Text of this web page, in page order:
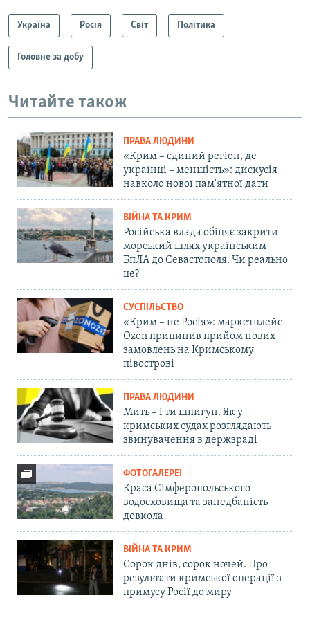
Україна Росія Світ Політика
Головне за добу
Читайте також
ПРАВА ЛЮДИНИ
«Крим – єдиний регіон, де
українці – меншість»: дискусія
навколо нової пам'ятної дати
ВІЙНА ТА КРИМ
Російська влада обіцяє закрити
морський шлях українським
БпЛА до Севастополя. Чи реально
це?
СУСПІЛЬСТВО
«Крим – не Росія»: маркетплейс
Ozon припинив прийом нових
замовлень на Кримському
півострові
ПРАВА ЛЮДИНИ
Мить – і ти шпигун. Як у
кримських судах розглядають
звинувачення в держзраді
ФОТОГАЛЕРЕЇ
Краса Сімферопольського
водосховища та занедбаність
довкола
ВІЙНА ТА КРИМ
Сорок днів, сорок ночей. Про
результати кримської операції з
примусу Росії до миру